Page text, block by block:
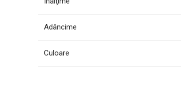
Adâncime
Culoare